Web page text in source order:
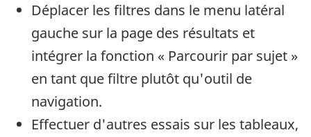
Déplacer les filtres dans le menu latéral
gauche sur la page des résultats et
intégrer la fonction « Parcourir par sujet »
en tant que filtre plutôt qu'outil de
navigation.
Effectuer d'autres essais sur les tableaux,